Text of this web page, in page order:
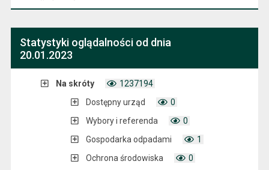
Statystyki oglądalności od dnia
20.01.2023
Na skróty
1237194
Dostępny urząd
0
Wybory i referenda
0
Gospodarka odpadami
1
Ochrona środowiska
0